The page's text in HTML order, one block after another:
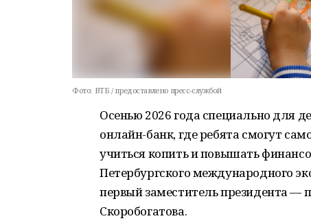
Фото: ВТБ / предоставлено пресс-службой
Осенью 2026 года специально для
онлайн-банк, где ребята смогут
учиться копить и повышать
Петербургского международного
первый заместитель президента —
Скоробогатова.